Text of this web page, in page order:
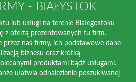
- BIAŁYSTOK
lub usługi na terenie Białegostoku
z ofertą prezentowanych tu firm.
przez nas firmy, ich podstawowe dane
biznesu oraz krótką
produktami bądź usługami.
ułatwia odnalezienie poszukiwanej